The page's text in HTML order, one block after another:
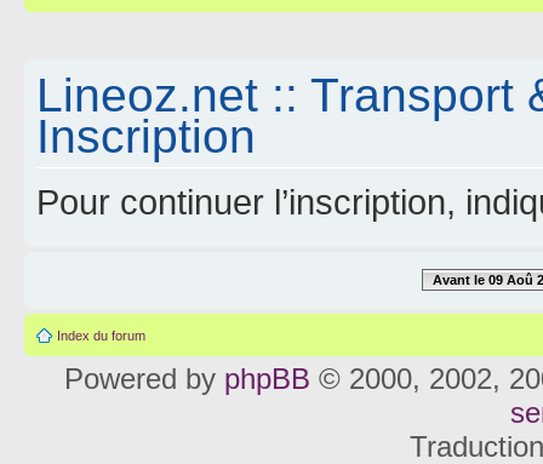
Lineoz.net :: Transport
Inscription
Pour continuer l’inscription,
Avant le 09 Aoû
Index du forum
Powered by phpBB © 2000, 2002,